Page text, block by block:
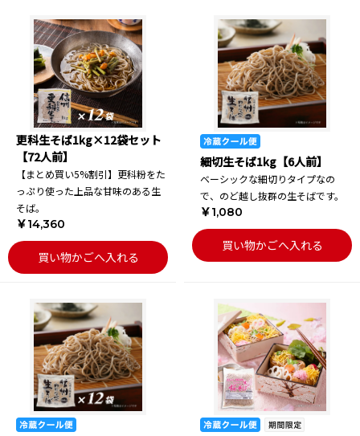
更科生そば1kg×12袋セット
【72人前】
【まとめ買い5%割引】更科粉をた
っぷり使った上品な甘味のある生
そば。
￥14,360
買い物かごへ入れる
細切生そば1kg【6人前】
ベーシックな細切りタイプなの
で、のど越し抜群の生そばです。
￥1,080
買い物かごへ入れる